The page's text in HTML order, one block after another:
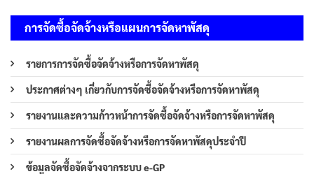
การจัดซื้อจัดจ้างหรือแผนการจัดหาพัสดุ
รายการการจัดซื้อจัดจ้างหรือการจัดหาพัสดุ
ประกาศต่างๆ เกี่ยวกับการจัดซื้อจัดจ้างหรือการจัดหาพัสดุ
รายงานและความก้าวหน้าการจัดซื้อจัดจ้างหรือการจัดหาพัสดุ
รายงานผลการจัดซื้อจัดจ้างหรือการจัดหาพัสดุประจำปี
ข้อมูลจัดซื้อจัดจ้างจากระบบ e-GP